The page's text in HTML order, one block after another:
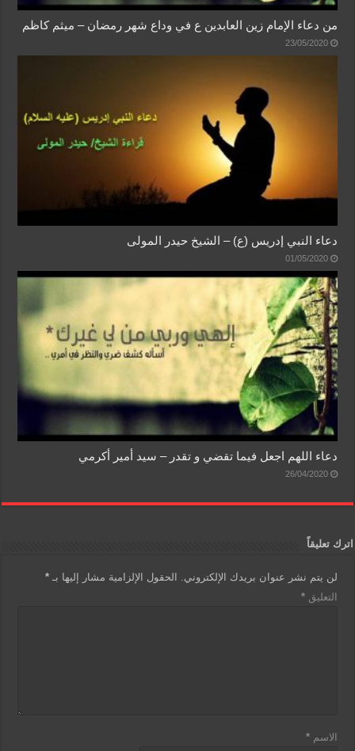
من دعاء الإمام زين العابدين ع في وداع شهر رمضان – ميثم كاظم
23/05/2020
دعاء النبي إدريس (ع) – الشيخ حيدر المولى
01/05/2020
دعاء اللهم اجعل فيما تقضي و تقدر – سيد أمير أكرمي
26/04/2020
اترك تعليقاً
لن يتم نشر عنوان بريدك الإلكتروني. الحقول الإلزامية مشار إليها بـ*
التعليق*
الاسم*